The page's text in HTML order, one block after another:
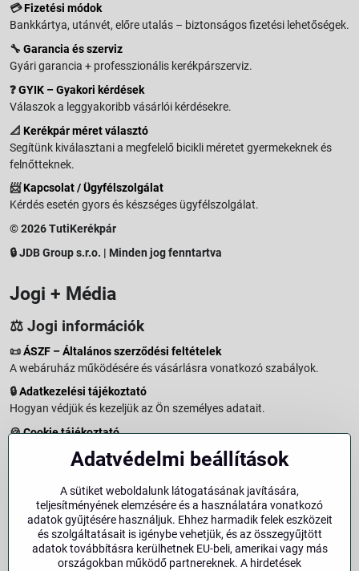
💳Fizetési módok
Bankkártya, utánvét, előre utalás – biztonságos fizetési lehetőségek.
🔧 Garancia és szerviz
Gyári garancia + professzionális kerékpárszerviz.
❓GYIK – Gyakori kérdések
Válaszok a leggyakoribb vásárlói kérdésekre.
📐 Kerékpár méret választó
Segítünk kiválasztani a megfelelő bicikli méretet gyermekeknek és
felnőtteknek.
📨Kapcsolat / Ügyfélszolgálat
Kérdés esetén gyors és készséges ügyfélszolgálat.
© 2026 TutiKerékpár
🔒 JDB Group s.r.o. | Minden jog fenntartva
Jogi + Média
⚖️ Jogi információk
📜ÁSZF – Általános szerződési feltételek
A webáruház működésére és vásárlásra vonatkozó szabályok.
🔒Adatkezelési tájékoztató
Hogyan védjük és kezeljük az Ön személyes adatait.
🍪Cookie tájékoztató
A weboldalon használt sütikről és adatkezelésről.
Vásárlástól való elállás menete és feltételei.
Elállás a szerződéstől
Impresszum
Üzemeltetői adatok és jogi tudnivalók.
Adatvédelmi beállítások
A sütiket weboldalunk látogatásának javítására,
teljesítményének elemzésére és a használatára vonatkozó
adatok gyűjtésére használjuk. Ehhez harmadik felek eszközeit
és szolgáltatásait is igénybe vehetjük, és az összegyűjtött
adatok továbbításra kerülhetnek EU-beli, amerikai vagy más
országokban működő partnereknek. A hirdetések